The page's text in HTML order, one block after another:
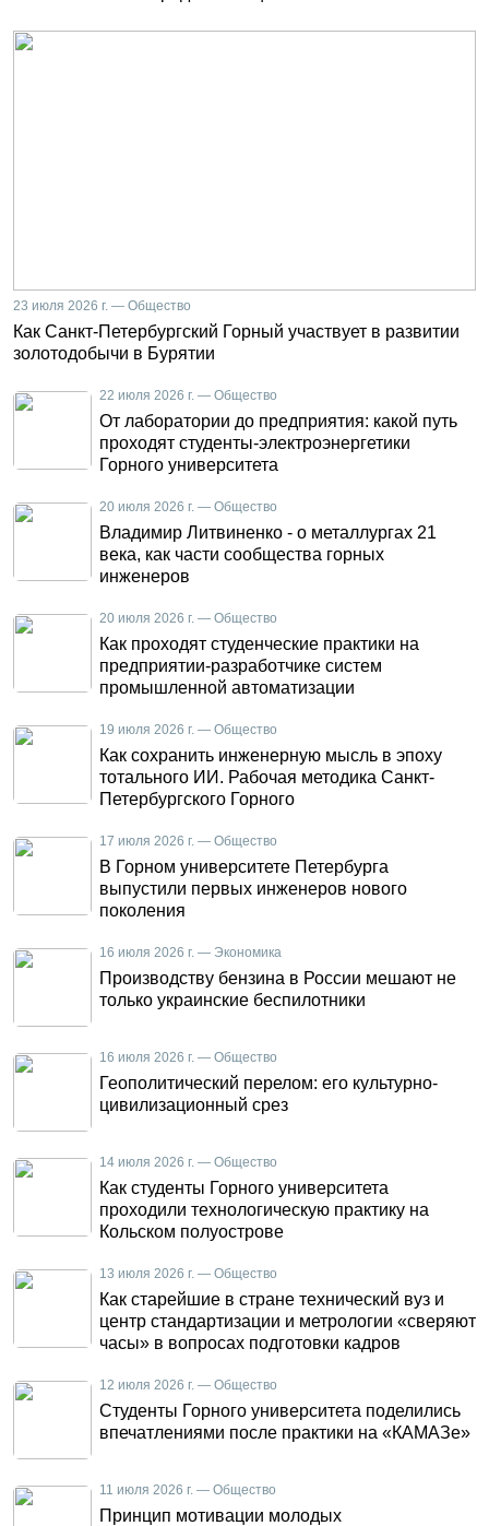
23 июля 2026 г. — Общество
Как Санкт-Петербургский Горный участвует в развитии
золотодобычи в Бурятии
22 июля 2026 г. — Общество
От лаборатории до предприятия: какой путь
проходят студенты-электроэнергетики
Горного университета
20 июля 2026 г. — Общество
Владимир Литвиненко - о металлургах 21
века, как части сообщества горных
инженеров
20 июля 2026 г. — Общество
Как проходят студенческие практики на
предприятии-разработчике систем
промышленной автоматизации
19 июля 2026 г. — Общество
Как сохранить инженерную мысль в эпоху
тотального ИИ. Рабочая методика Санкт-
Петербургского Горного
17 июля 2026 г. — Общество
В Горном университете Петербурга
выпустили первых инженеров нового
поколения
16 июля 2026 г. — Экономика
Производству бензина в России мешают не
только украинские беспилотники
16 июля 2026 г. — Общество
Геополитический перелом: его культурно-
цивилизационный срез
14 июля 2026 г. — Общество
Как студенты Горного университета
проходили технологическую практику на
Кольском полуострове
13 июля 2026 г. — Общество
Как старейшие в стране технический вуз и
центр стандартизации и метрологии «сверяют
часы» в вопросах подготовки кадров
12 июля 2026 г. — Общество
Студенты Горного университета поделились
впечатлениями после практики на «КАМАЗе»
11 июля 2026 г. — Общество
Принцип мотивации молодых